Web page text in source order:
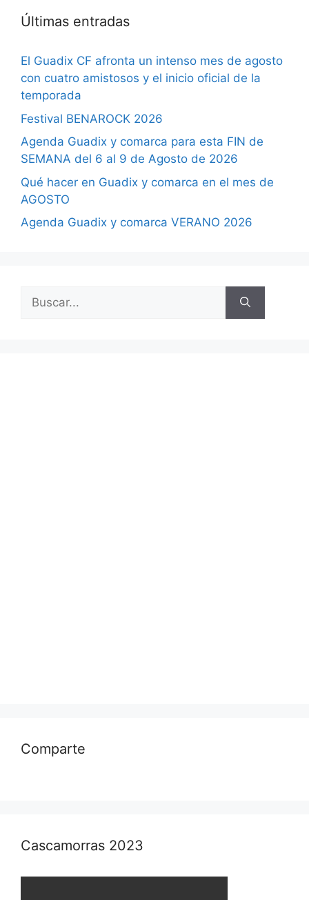
Últimas entradas
El Guadix CF afronta un intenso mes de agosto
con cuatro amistosos y el inicio oficial de la
temporada
Festival BENAROCK 2026
Agenda Guadix y comarca para esta FIN de
SEMANA del 6 al 9 de Agosto de 2026
Qué hacer en Guadix y comarca en el mes de
AGOSTO
Agenda Guadix y comarca VERANO 2026
Buscar:
Comparte
Cascamorras 2023